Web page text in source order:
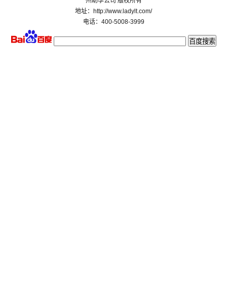
地址：http://www.ladylt.com/
电话：400-5008-3999